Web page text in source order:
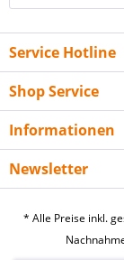
Service Hotline
Shop Service
Informationen
Newsletter
* Alle Preise inkl.